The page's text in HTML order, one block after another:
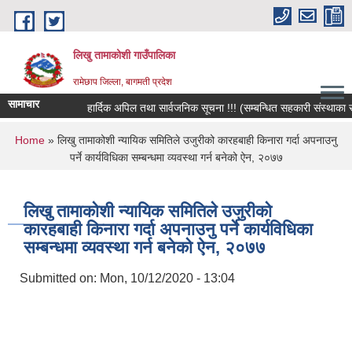
Skip to main content
लिखु तामाकोशी गाउँपालिका
रामेछाप जिल्ला, बागमती प्रदेश
सामाचार हार्दिक अपिल तथा सार्वजनिक सूचना !!! (सम्बन्धित सहकारी संस्थाका
You are here
Home » लिखु तामाकोशी न्यायिक समितिले उजुरीको कारहबाही किनारा गर्दा अपनाउनु
पर्ने कार्यविधिका सम्बन्धमा व्यवस्था गर्न बनेको ऐन, २०७७
लिखु तामाकोशी न्यायिक समितिले उजुरीको
कारहबाही किनारा गर्दा अपनाउनु पर्ने कार्यविधिका
सम्बन्धमा व्यवस्था गर्न बनेको ऐन, २०७७
Submitted on: Mon, 10/12/2020 - 13:04